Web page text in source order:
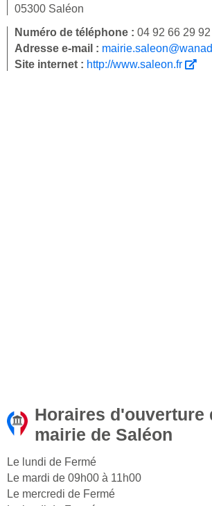
05300 Saléon
Numéro de téléphone : 04 92 66 29 92
Adresse e-mail :
Site internet : http://www.saleon.fr
Horaires d'ouverture
mairie de Saléon
Le lundi de Fermé
Le mardi de 09h00 à 11h00
Le mercredi de Fermé